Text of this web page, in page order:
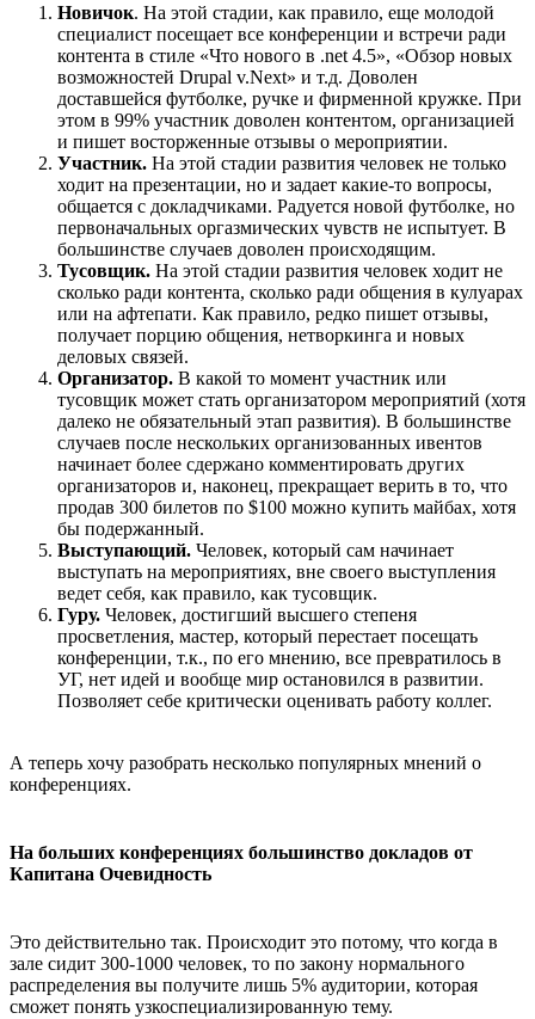
Новичок. На этой стадии, как правило, еще молодой
специалист посещает все конференции и встречи ради
контента в стиле «Что нового в .net 4.5», «Обзор новых
возможностей Drupal v.Next» и т.д. Доволен
доставшейся футболке, ручке и фирменной кружке. При
этом в 99% участник доволен контентом, организацией
и пишет восторженные отзывы о мероприятии.
Участник. На этой стадии развития человек не только
ходит на презентации, но и задает какие-то вопросы,
общается с докладчиками. Радуется новой футболке, но
первоначальных оргазмических чувств не испытует. В
большинстве случаев доволен происходящим.
Тусовщик. На этой стадии развития человек ходит не
сколько ради контента, сколько ради общения в кулуарах
или на афтепати. Как правило, редко пишет отзывы,
получает порцию общения, нетворкинга и новых
деловых связей.
Организатор. В какой то момент участник или
тусовщик может стать организатором мероприятий (хотя
далеко не обязательный этап развития). В большинстве
случаев после нескольких организованных ивентов
начинает более сдержано комментировать других
организаторов и, наконец, прекращает верить в то, что
продав 300 билетов по $100 можно купить майбах, хотя
бы подержанный.
Выступающий. Человек, который сам начинает
выступать на мероприятиях, вне своего выступления
ведет себя, как правило, как тусовщик.
Гуру. Человек, достигший высшего степеня
просветления, мастер, который перестает посещать
конференции, т.к., по его мнению, все превратилось в
УГ, нет идей и вообще мир остановился в развитии.
Позволяет себе критически оценивать работу коллег.
А теперь хочу разобрать несколько популярных мнений о
конференциях.
На больших конференциях большинство докладов от
Капитана Очевидность
Это действительно так. Происходит это потому, что когда в
зале сидит 300-1000 человек, то по закону нормального
распределения вы получите лишь 5% аудитории, которая
сможет понять узкоспециализированную тему.